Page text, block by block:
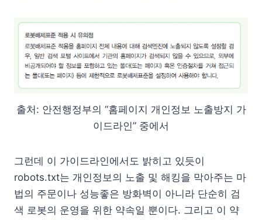
출처: 안전행정부의 “홈페이지 개인정보 노출방지 가
이드라인” 중에서
그런데 이 가이드라인에서도 밝히고 있듯이
robots.txt는 개인정보의 노출 및 해킹을 막아주는 마
법의 주문이나 성능좋은 방화벽이 아니라 단순히 검
색 로봇의 운영을 위한 약속일 뿐이다. 그리고 이 약